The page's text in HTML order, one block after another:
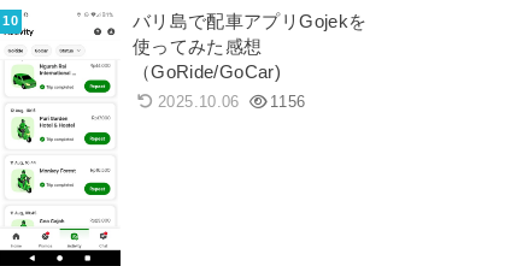
バリ島で配車アプリGojekを
使ってみた感想
（GoRide/GoCar)
2025.10.06 1156